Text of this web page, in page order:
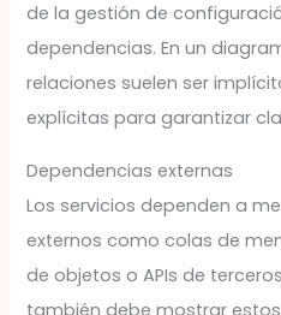
de la gestión de
dependencias. En un
relaciones suelen ser
explícitas para garantizar
Dependencias externas
Los servicios dependen a
externos como colas de
de objetos o APIs de
también debe mostrar